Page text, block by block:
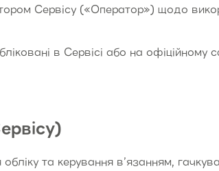
Сервісу («Оператор») щодо
в Сервісі або на офіційному
та керування в’язанням,